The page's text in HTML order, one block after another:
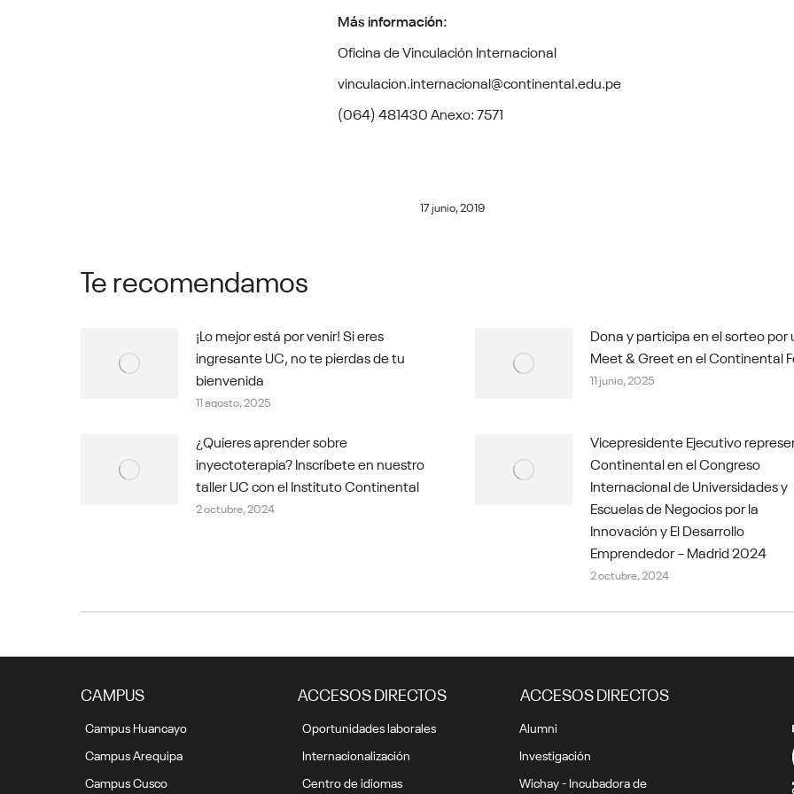
Más información:
Oficina de Vinculación Internacional
vinculacion.internacional@continental.edu.pe
(064) 481430 Anexo: 7571
17 junio, 2019
Te recomendamos
¡Lo mejor está por venir! Si eres
ingresante UC, no te pierdas de tu
bienvenida
11 agosto, 2025
Dona y participa en el sorteo por
Meet & Greet en el Continental
11 junio, 2025
¿Quieres aprender sobre
inyectoterapia? Inscríbete en nuestro
taller UC con el Instituto Continental
2 octubre, 2024
Vicepresidente Ejecutivo
Continental en el Congreso
Internacional de Universidades y
Escuelas de Negocios por la
Innovación y El Desarrollo
Emprendedor – Madrid 2024
2 octubre, 2024
CAMPUS
Campus Huancayo
Campus Arequipa
Campus Cusco
ACCESOS DIRECTOS
Oportunidades laborales
Internacionalización
Centro de idiomas
ACCESOS DIRECTOS
Alumni
Investigación
Wichay - Incubadora de